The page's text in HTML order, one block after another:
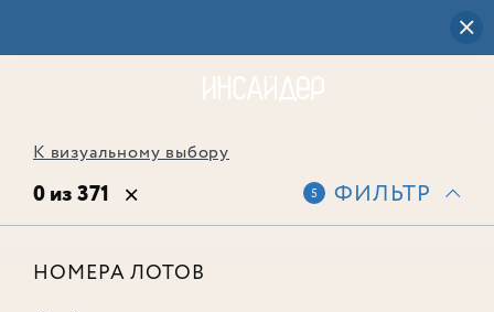
К визуальному выбору
0 из 371 5 ФИЛЬТР
НОМЕРА ЛОТОВ